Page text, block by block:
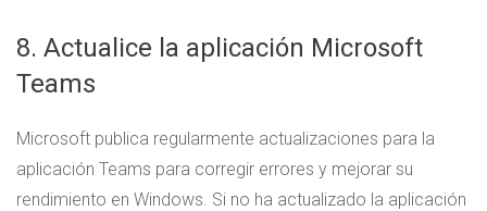
8. Actualice la aplicación Microsoft
Teams
Microsoft publica regularmente actualizaciones para la
aplicación Teams para corregir errores y mejorar su
rendimiento en Windows. Si no ha actualizado la aplicación